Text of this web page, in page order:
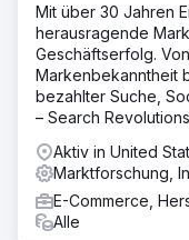
die Ausgaben um
das Unternehmen
mit stetigem
Partnerschaft.
Kommunikation und
haben sie zu einer
Marketingabteilung
auf das Geschäft hat.
Mit über 30 Jahren
herausragende
Geschäftserfolg.
Markenbekanntheit
bezahlter Suche,
– Search
Aktiv in United
Marktforschung,
E-Commerce,
Alle